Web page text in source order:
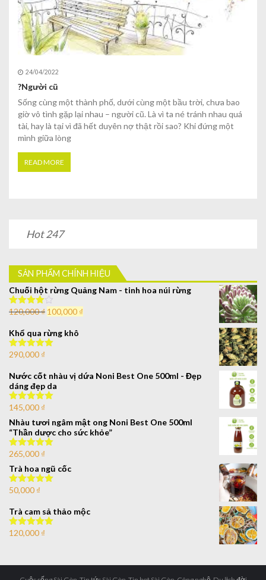
24/04/2022
?Người cũ
Sống cùng một thành phố, dưới cùng một bầu trời, chưa bao
giờ vô tình gặp lại nhau – người cũ. Là vì ta né tránh nhau quá
tài, hay là tại vì đã hết duyên nợ thật rồi sao? Khi đứng một
mình giữa lòng
READ MORE
Hot 247
SẢN PHẨM CHÍNH HIỆU
Chuối hột rừng Quảng Nam - tinh hoa núi rừng
Được xếp
5 sao
120,000₫ 100,000 ₫
Khổ qua rừng khô
Được xếp
sao
290,000 ₫
Nước cốt nhàu vị dứa Noni Best One 500ml - Đẹp
dáng đẹp da
Được xếp
sao
145,000 ₫
Nhàu tươi ngâm mật ong Noni Best One 500ml
“Thần dược cho sức khỏe”
Được xếp
sao
265,000 ₫
Trà hoa ngũ cốc
Được xếp
sao
50,000 ₫
Trà cam sả thảo mộc
Được xếp
120,000 ₫